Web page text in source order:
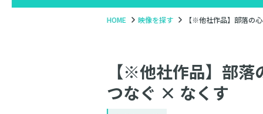
HOME 映像を探す 【※他社作品】部落の
【※他社作品】部
つなぐ × なくす